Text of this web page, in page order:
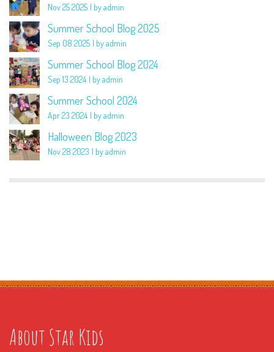
Nov 25 2025 by admin
Summer School Blog 2025
Sep 08 2025 by admin
Summer School Blog 2024
Sep 13 2024 by admin
Summer School 2024
Apr 23 2024 by admin
Halloween Blog 2023
Nov 28 2023 by admin
About Star Kids